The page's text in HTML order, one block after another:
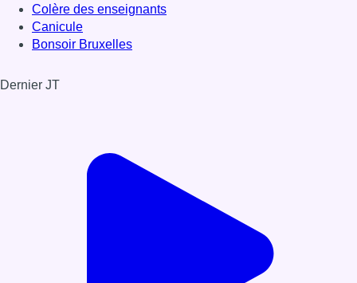
Colère des enseignants
Canicule
Bonsoir Bruxelles
Dernier JT